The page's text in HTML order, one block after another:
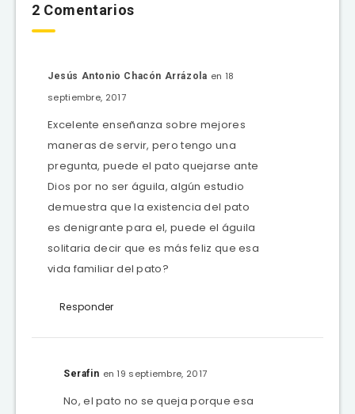
2 Comentarios
Jesús Antonio Chacón Arrázola en 18
septiembre, 2017
Excelente enseñanza sobre mejores
maneras de servir, pero tengo una
pregunta, puede el pato quejarse ante
Dios por no ser águila, algún estudio
demuestra que la existencia del pato
es denigrante para el, puede el águila
solitaria decir que es más feliz que esa
vida familiar del pato?
Responder
Serafin en 19 septiembre, 2017
No, el pato no se queja porque esa